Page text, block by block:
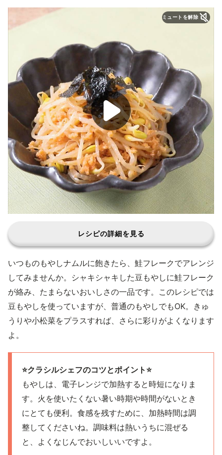
ミュートを解除
レシピの詳細を見る
いつものもやしナムルに飽きたら、鮭フレークでアレンジ
してみませんか。シャキシャキした豆もやしに鮭フレーク
が絡み、たまらないおいしさの一品です。このレシピでは
豆もやしを使っていますが、普通のもやしでもOK。きゅ
うりや小松菜をプラスすれば、さらに彩りがよくなります
よ。
⭐️クラシルシェフのコツとポイント⭐️
もやしは、電子レンジで加熱すると時短になりま
す。火を使いたくない暑い時期や時間がないとき
にとても便利。食感を残すために、加熱時間は調
整してくださいね。調味料は熱いうちに混ぜる
と、よくなじんでおいしいいですよ。